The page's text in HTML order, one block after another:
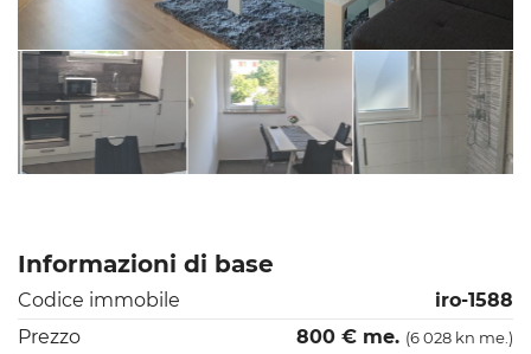
Informazioni di base
Codice immobile
iro-1588
Prezzo
800 € me. (6 028 kn me.)